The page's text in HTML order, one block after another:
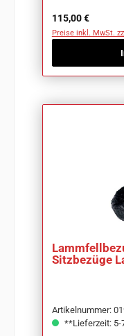
Regulärer Preis:
115,00 €
Preise inkl. MwSt.
Sitzbezüge
Artikelnummer:
**Lieferzeit: 5-